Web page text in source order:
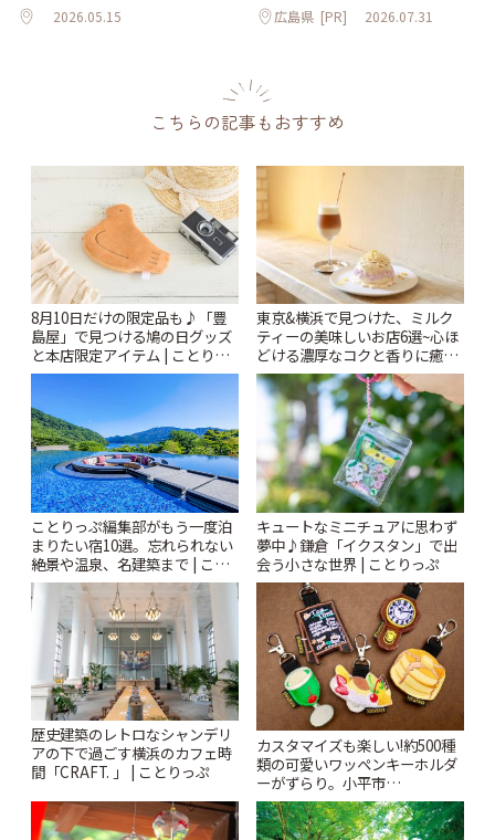
2026.05.15 広島県 [PR] 2026.07.31
こちらの記事もおすすめ
8月10日だけの限定品も♪「豊
島屋」で見つける鳩の日グッズ
と本店限定アイテム | ことりっ
ぷ
東京&横浜で見つけた、ミルク
ティーの美味しいお店6選~心ほ
どける濃厚なコクと香りに癒や
されるティータイム~ | ことりっ
ぷ
ことりっぷ編集部がもう一度泊
まりたい宿10選。忘れられない
絶景や温泉、名建築まで | こと
りっぷ
キュートなミニチュアに思わず
夢中♪鎌倉「イクスタン」で出
会う小さな世界 | ことりっぷ
歴史建築のレトロなシャンデリ
アの下で過ごす横浜のカフェ時
間「CRAFT. 」 | ことりっぷ
カスタマイズも楽しい!約500種
類の可愛いワッペンキーホルダ
ーがずらり。小平市
「Kimamaya T&K」 | ことりっ
ぷ